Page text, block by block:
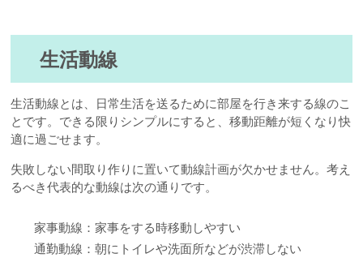
生活動線
生活動線とは、日常生活を送るために部屋を行き来する線のこ
とです。できる限りシンプルにすると、移動距離が短くなり快
適に過ごせます。
失敗しない間取り作りに置いて動線計画が欠かせません。考え
るべき代表的な動線は次の通りです。
家事動線：家事をする時移動しやすい
通勤動線：朝にトイレや洗面所などが渋滞しない